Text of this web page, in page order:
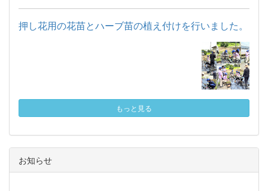
押し花用の花苗とハーブ苗の植え付けを行いました。
もっと見る
お知らせ